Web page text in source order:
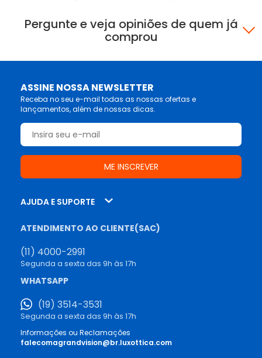
Pergunte e veja opiniões de quem já
comprou
ASSINE NOSSA NEWSLETTER
Receba no seu e-mail todas as nossas ofertas e
lançamentos, além de nossas dicas.
AJUDA E SUPORTE
ATENDIMENTO AO CLIENTE(SAC)
(11) 4000-2991
Segunda a sexta das 9h às 17h
WHATSAPP
(19) 3514-3531
Segunda a sexta das 9h às 17h
Informações ou Reclamações
falecomagrandvision@br.luxottica.com